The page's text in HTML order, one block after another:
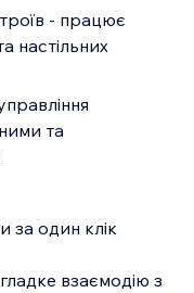
- працює
настільних
та
за один клік
взаємодію з